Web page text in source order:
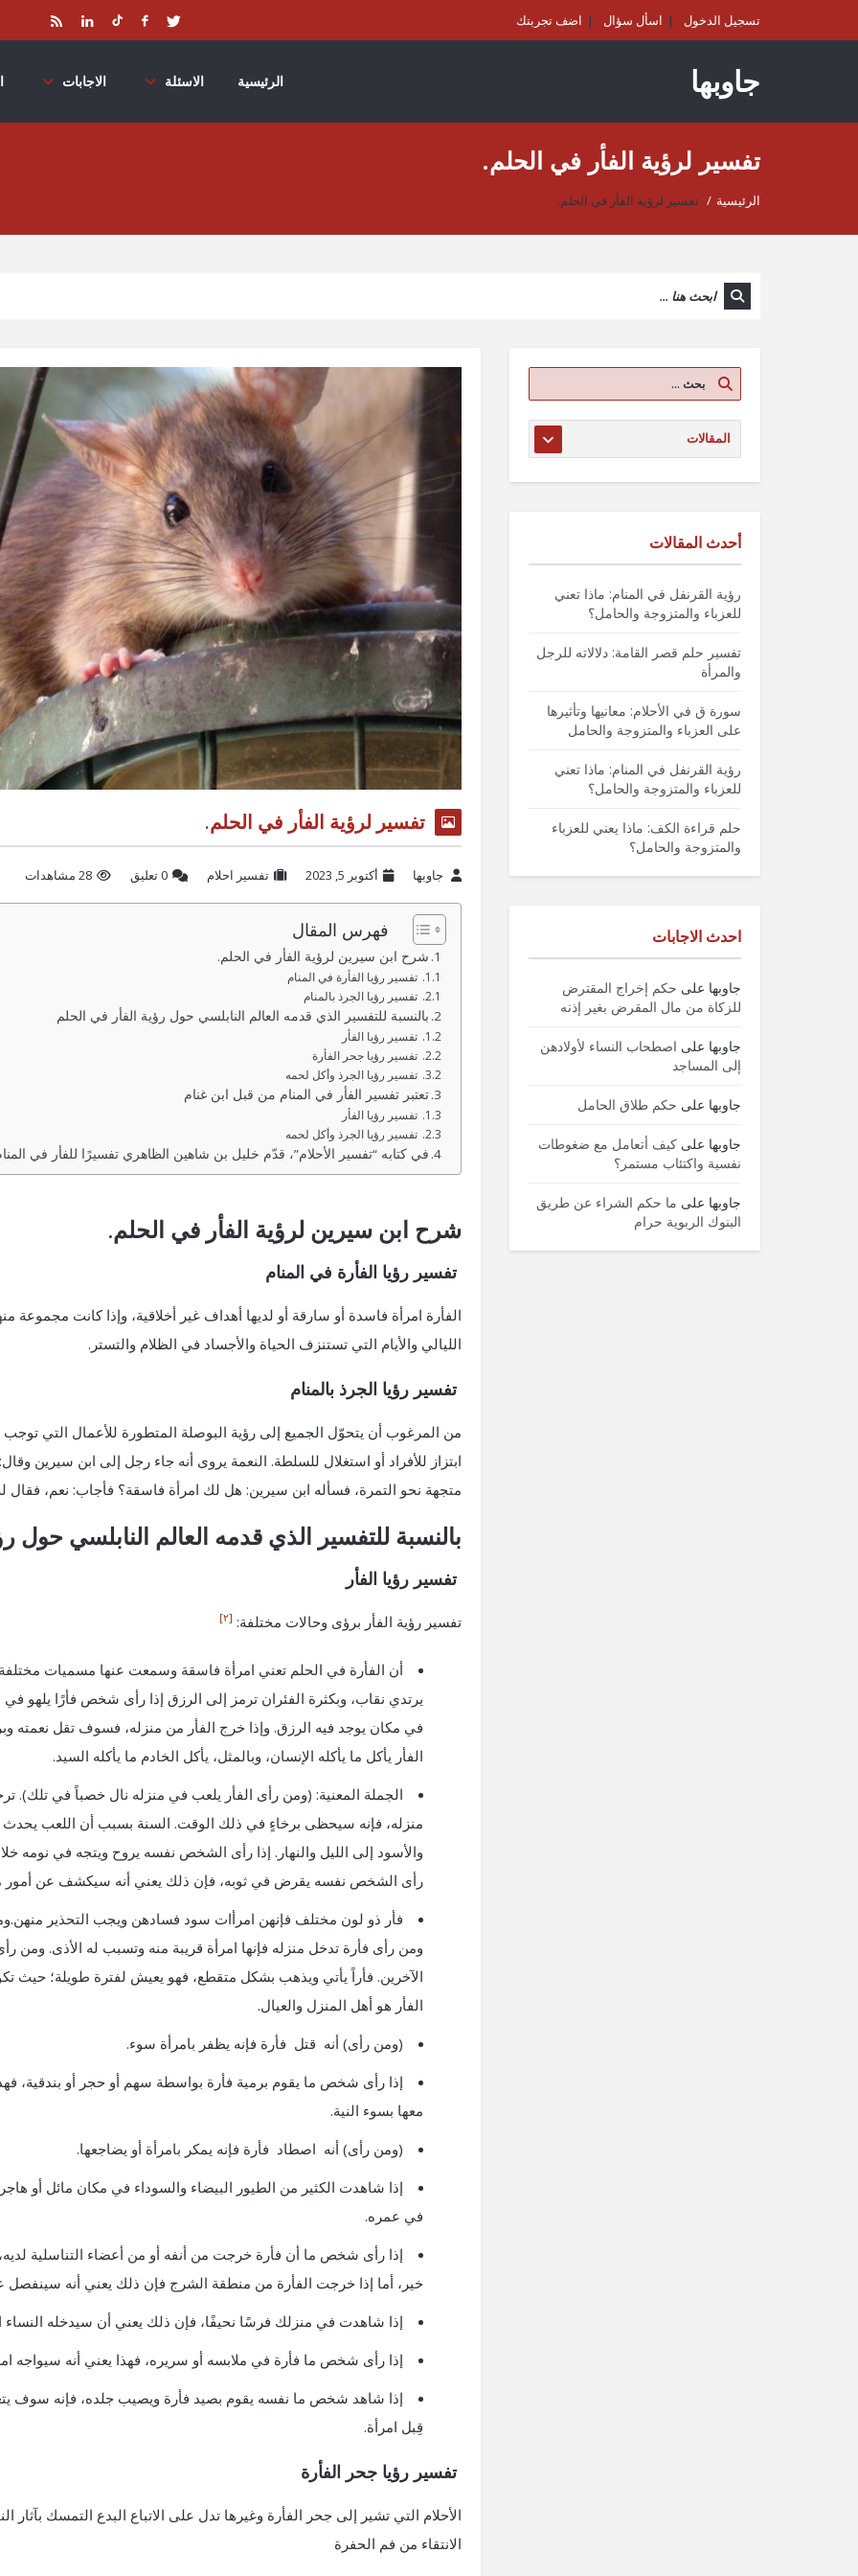
تسجيل الدخول اسأل سؤال اضف تجربتك
جاوبها الرئيسية الاسئلة الاجابات
تفسير لرؤية الفأر في الحلم.
الرئيسية / تفسير لرؤية الفأر في الحلم.
تفسير لرؤية الفأر في الحلم.
جاوبها أكتوبر 5, 2023 تفسير احلام ‫0 تعليق 28 مشاهدات
فهرس المقال
شرح ابن سيرين لرؤية الفأر في الحلم.
تفسير رؤيا الفأرة في المنام
تفسير رؤيا الجرذ بالمنام
بالنسبة للتفسير الذي قدمه العالم النابلسي حول رؤية الفأر في الحلم
تفسير رؤيا الفأر
تفسير رؤيا جحر الفأرة
تفسير رؤيا الجرذ وأكل لحمه
تعتبر تفسير الفأر في المنام من قبل ابن غنام
تفسير رؤيا الفأر
تفسير رؤيا الجرذ وأكل لحمه
في كتابه “تفسير الأحلام”، قدّم خليل بن شاهين الظاهري تفسيرًا للفأر في
شرح ابن سيرين لرؤية الفأر في الحلم.
تفسير رؤيا الفأرة في المنام
الفأرة امرأة فاسدة أو سارقة أو لديها أهداف غير أخلاقية، وإذا كانت مجموعة
الليالي والأيام التي تستنزف الحياة والأجساد في الظلام والتستر.
تفسير رؤيا الجرذ بالمنام
من المرغوب أن يتحوّل الجميع إلى رؤية البوصلة المتطورة للأعمال التي توجب
ابتزاز للأفراد أو استغلال للسلطة. النعمة يروى أنه جاء رجل إلى ابن سيرين
متجهة نحو التمرة، فسأله ابن سيرين: هل لك امرأة فاسقة؟ فأجاب: نعم، فقال
بالنسبة للتفسير الذي قدمه العالم النابلسي حول
تفسير رؤيا الفأر
تفسير رؤية الفأر برؤى وحالات مختلفة: [٢]
أن الفأرة في الحلم تعني امرأة فاسقة وسمعت عنها مسميات
يرتدي نقاب، وبكثرة الفئران ترمز إلى الرزق إذا رأى شخص فأرًا يلهو في
في مكان يوجد فيه الرزق. وإذا خرج الفأر من منزله، فسوف تقل نعمته
الفأر يأكل ما يأكله الإنسان، وبالمثل، يأكل الخادم ما يأكله السيد.
الجملة المعنية: (ومن رأى الفأر يلعب في منزله نال خصباً في
منزله، فإنه سيحظى برخاءٍ في ذلك الوقت. السنة بسبب أن اللعب
والأسود إلى الليل والنهار. إذا رأى الشخص نفسه يروح ويتجه في نومه
رأى الشخص نفسه يقرض في ثوبه، فإن ذلك يعني أنه سيكشف عن أمور
فأر ذو لون مختلف فإنهن امرأات سود فسادهن ويجب التحذير
ومن رأى فأرة تدخل منزله فإنها امرأة قريبة منه وتسبب له الأذى. ومن
الآخرين. فأراً يأتي ويذهب بشكل متقطع، فهو يعيش لفترة طويلة؛ حيث
الفأر هو أهل المنزل والعيال.
(ومن رأى) أنه قتل فأرة فإنه يظفر بامرأة سوء.
إذا رأى شخص ما يقوم برمية فأرة بواسطة سهم أو حجر أو بندقية،
معها بسوء النية.
(ومن رأى) أنه اصطاد فأرة فإنه يمكر بامرأة أو يضاجعها.
إذا شاهدت الكثير من الطيور البيضاء والسوداء في مكان مائل أو
في عمره.
إذا رأى شخص ما أن فأرة خرجت من أنفه أو من أعضاء التناسلية
خير، أما إذا خرجت الفأرة من منطقة الشرج فإن ذلك يعني أنه سينفصل
إذا شاهدت في منزلك فرسًا نحيفًا، فإن ذلك يعني أن سيدخله النساء
إذا رأى شخص ما فأرة في ملابسه أو سريره، فهذا يعني أنه سيواجه
إذا شاهد شخص ما نفسه يقوم بصيد فأرة ويصيب جلده، فإنه سوف
قِبل امرأة.
تفسير رؤيا جحر الفأرة
الأحلام التي تشير إلى جحر الفأرة وغيرها تدل على الاتباع البدع التمسك
الانتقاء من فم الحفرة
أحدث المقالات
رؤية القرنفل في المنام: ماذا تعني
للعزباء والمتزوجة والحامل؟
تفسير حلم قصر القامة: دلالاته للرجل
والمرأة
سورة ق في الأحلام: معانيها وتأثيرها
على العزباء والمتزوجة والحامل
رؤية القرنفل في المنام: ماذا تعني
للعزباء والمتزوجة والحامل؟
حلم قراءة الكف: ماذا يعني للعزباء
والمتزوجة والحامل؟
احدث الاجابات
جاوبها على حكم إخراج المقترض
للزكاة من مال المقرض بغير إذنه
جاوبها على اصطحاب النساء لأولادهن
إلى المساجد
جاوبها على حكم طلاق الحامل
جاوبها على كيف أتعامل مع ضغوطات
نفسية واكتئاب مستمر؟
جاوبها على ما حكم الشراء عن طريق
البنوك الربوية حرام